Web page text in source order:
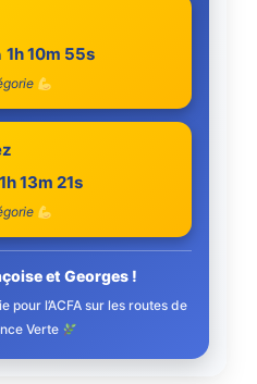
1h 10m 55s
1h 13m 21s
et Georges !
pour l’ACFA sur les routes de
Verte